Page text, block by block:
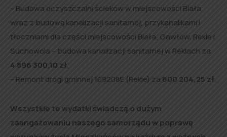
– Budowa oczyszczalni ścieków w miejscowości Biała
wraz z budową kanalizacji sanitarnej, przykanalikami i
tłoczniami dla części miejscowości Biała, Gawłów, Rekle i
Suchowola – budowa kanalizacji sanitarnej w Reklach za
4 896 300,10 zł,
– Remont drogi gminnej 109208E (Rekle) za 600 204,25 zł.
Wszystkie te wydatki świadczą o dużym
zaangażowaniu naszego samorządu w poprawę